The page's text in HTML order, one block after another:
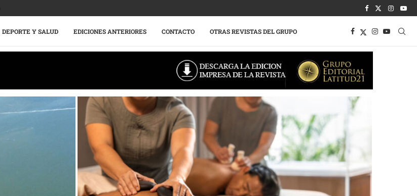
DEPORTE Y SALUD EDICIONES ANTERIORES CONTACTO OTRAS REVISTAS DEL GRUPO